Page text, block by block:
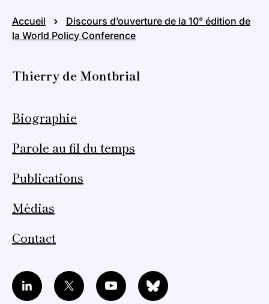
Accueil
Discours d’ouverture de la 10° édition de
la World Policy Conference
Thierry de Montbrial
Biographie
Parole au fil du temps
Publications
Médias
Contact